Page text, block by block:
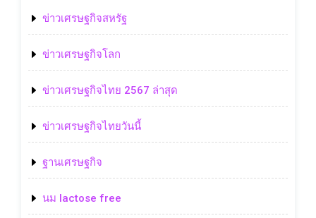
ข่าวเศรษฐกิจสหรัฐ
ข่าวเศรษฐกิจโลก
ข่าวเศรษฐกิจไทย 2567 ล่าสุด
ข่าวเศรษฐกิจไทยวันนี้
ฐานเศรษฐกิจ
นม lactose free